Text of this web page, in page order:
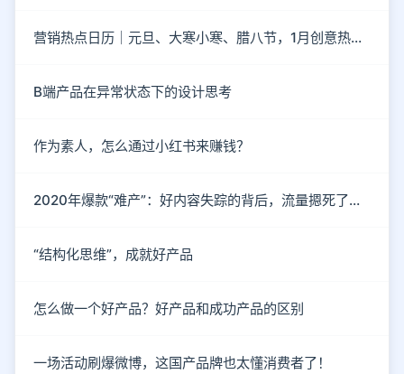
营销热点日历｜元旦、大寒小寒、腊八节，1月创意热点都在这
B端产品在异常状态下的设计思考
作为素人，怎么通过小红书来赚钱？
2020年爆款“难产”：好内容失踪的背后，流量摁死了内容
“结构化思维”，成就好产品
怎么做一个好产品？好产品和成功产品的区别
一场活动刷爆微博，这国产品牌也太懂消费者了！